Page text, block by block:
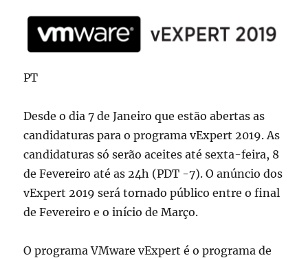
PT
Desde o dia 7 de Janeiro que estão abertas as
candidaturas para o programa vExpert 2019. As
candidaturas só serão aceites até sexta-feira, 8
de Fevereiro até as 24h (PDT -7). O anúncio dos
vExpert 2019 será tornado público entre o final
de Fevereiro e o início de Março.
O programa VMware vExpert é o programa de